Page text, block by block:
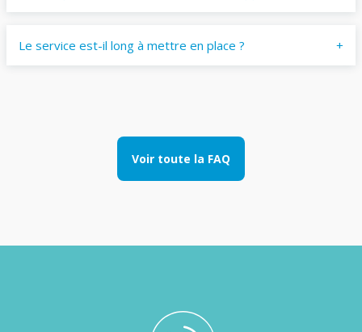
Le service est-il long à mettre en place ?
Voir toute la FAQ